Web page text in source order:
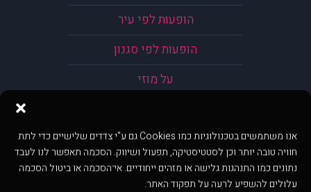
אנו משתמשים בטכנולוגיות כמו Cookies גם ע"י צדדים שלישיים כדי לתת
חוויה טובה יותר וכן לסטטיסטיקה, תפעול ושיווק. הסכמה תאפשר לנו לעבד
נתונים כמו התנהגות גלישה או מזהים ייחודיים. אי־הסכמה או ביטול הסכמה
עלולים להשפיע לרעה על תפקוד האתר.
הופעות לפי עיר
הופעות לפי סגנון
על מוזי